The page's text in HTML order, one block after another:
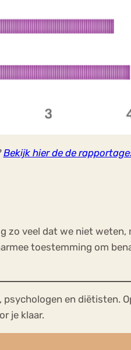
Bekijk hier de de
zo veel dat we niet
toestemming om
en diëtisten.
je klaar.